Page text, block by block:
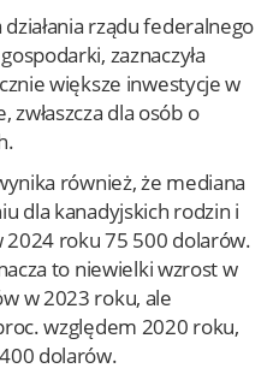
rządu federalnego
zaznaczyła
większe inwestycje w
dla osób o
również, że mediana
dla kanadyjskich rodzin i
2024 roku 75 500 dolarów.
to niewielki wzrost w
w 2023 roku, ale
względem 2020 roku,
dolarów.